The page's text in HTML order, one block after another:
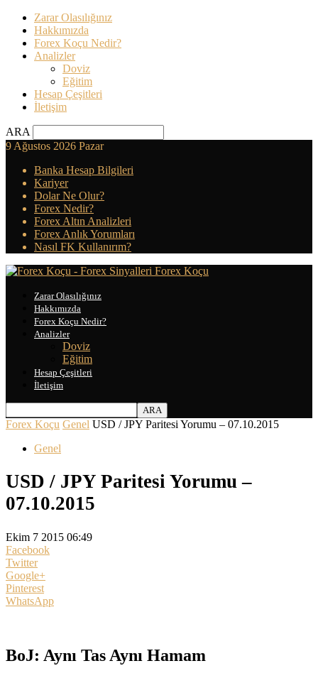
Zarar Olasılığınız
Hakkımızda
Forex Koçu Nedir?
Analizler
Doviz
Eğitim
Hesap Çeşitleri
İletişim
ARA
9 Ağustos 2026 Pazar
Banka Hesap Bilgileri
Kariyer
Dolar Ne Olur?
Forex Nedir?
Forex Altın Analizleri
Forex Anlık Yorumları
Nasıl FK Kullanırım?
Forex Koçu
Zarar Olasılığınız
Hakkımızda
Forex Koçu Nedir?
Analizler
Doviz
Eğitim
Hesap Çeşitleri
İletişim
Forex Koçu Genel USD / JPY Paritesi Yorumu – 07.10.2015
Genel
USD / JPY Paritesi Yorumu –
07.10.2015
Ekim 7 2015 06:49
Facebook
Twitter
Google+
Pinterest
WhatsApp
BoJ: Aynı Tas Aynı Hamam